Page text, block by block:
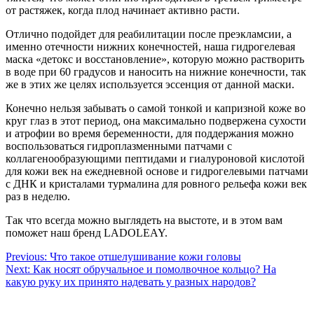
от растяжек, когда плод начинает активно расти.
Отлично подойдет для реабилитации после преэкламсии, а
именно отечности нижних конечностей, наша гидрогелевая
маска «детокс и восстановление», которую можно растворить
в воде при 60 градусов и наносить на нижние конечности, так
же в этих же целях используется эссенция от данной маски.
Конечно нельзя забывать о самой тонкой и капризной коже во
круг глаз в этот период, она максимально подвержена сухости
и атрофии во время беременности, для поддержания можно
воспользоваться гидроплазменными патчами с
коллагенообразующими пептидами и гиалуроновой кислотой
для кожи век на ежедневной основе и гидрогелевыми патчами
с ДНК и кристалами турмалина для ровного рельефа кожи век
раз в неделю.
Так что всегда можно выглядеть на выстоте, и в этом вам
поможет наш бренд LADOLEAY.
Навигация
по
Previous: Что такое отшелушивание кожи головы
Next: Как носят обручальное и помолвочное кольцо? На
какую руку их принято надевать у разных народов?